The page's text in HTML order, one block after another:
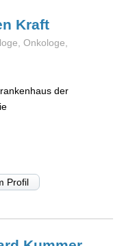
Kraft
Onkologe,
der
Profil